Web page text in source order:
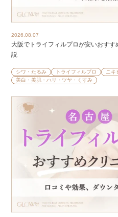
2026.08.07
大阪でトライフィルプロが安いおす
説
シワ・たるみ トライフィルプロ ニキ
美白・美肌・ハリ・ツヤ・くすみ